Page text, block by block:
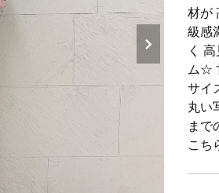
材が
級感
く
ム☆
サイ
丸い
まで
こち